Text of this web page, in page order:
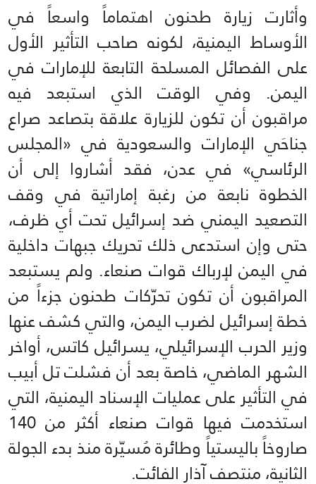
وأثارت زيارة طحنون اهتماماً واسعاً في
الأوساط اليمنية، لكونه صاحب التأثير الأول
على الفصائل المسلحة التابعة للإمارات في
اليمن. وفي الوقت الذي استبعد فيه
مراقبون أن تكون للزيارة علاقة بتصاعد صراع
جناحَي الإمارات والسعودية في «المجلس
الرئاسي» في عدن، فقد أشاروا إلى أن
الخطوة نابعة من رغبة إماراتية في وقف
التصعيد اليمني ضد إسرائيل تحت أي ظرف،
حتى وإن استدعى ذلك تحريك جبهات داخلية
في اليمن لإرباك قوات صنعاء. ولم يستبعد
المراقبون أن تكون تحرّكات طحنون جزءاً من
خطة إسرائيل لضرب اليمن، والتي كشف عنها
وزير الحرب الإسرائيلي، يسرائيل كاتس، أواخر
الشهر الماضي، خاصة بعد أن فشلت تل أبيب
في التأثير على عمليات الإسناد اليمنية، التي
استخدمت فيها قوات صنعاء أكثر من 140
صاروخاً باليستياً وطائرة مُسيّرة منذ بدء الجولة
الثانية، منتصف آذار الفائت.